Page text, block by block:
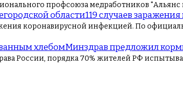
профсоюза медработников "Альянс
119 случаев
коронавирусной инфекцией. По
Минздрав предложил
России, порядка 70% жителей РФ